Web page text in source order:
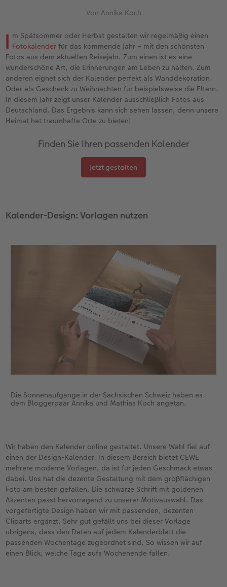
Panoramaseite
Schuber
Designvorlagen
Foto-Kochbuch
Kundenbeispiele
Webinare & VHS
CEWE myPhotos
Gestaltungsideen
Anleitungen & Hilfe
Neuheiten
Filmentwicklung
Fotosticker
Fotosets
Sofortfotos
Passbild
Scan-Service
Analog Services
CEWE myPhotos
Extras
Acrylglas
Alu-Dibond
Foto auf Holz
Hartschaum
Gallery Print
hexxas
Wandgestaltung
Mehrteiler
Materialmuster-Set
Neuheiten
Urlaubsgrüße
Weitere Anlässe
Papierqualitäten
Klappkarten
Fotokarten
Postkarten
Einzelkarten
Digitale Grußkarte
Neuheiten
Foto-Geschenkbox
Art Prints
Handyhüllen
Faber-Castell
Fotokalender
Haustierwelt
Kundenbeispiele
CEWE Geschenkgutschein
Neuheiten
Kalender-Kundenbeispiele
Neuheiten
Extras
CEWE myPhotos
PopGrip
Cardholder
CEWE myPhotos
Neuheiten
Liebe schenken
Geburtstagsgeschenke
Kundenbeispiele
Neuheiten
Gestaltungsideen
Anleitungen und Hilfe
Hochzeit
Baby
Familie
Geburtstag
Faszination Fotografie
CEWE Community
App
Von Annika Koch
I m Spätsommer oder Herbst gestalten wir regelmäßig einen
Fotokalenderfür das kommende Jahr – mit den schönsten
Fotos aus dem aktuellen Reisejahr. Zum einen ist es eine
wunderschöne Art, die Erinnerungen am Leben zu halten. Zum
anderen eignet sich der Kalender perfekt als Wanddekoration.
Oder als Geschenk zu Weihnachten für beispielsweise die Eltern.
In diesem Jahr zeigt unser Kalender ausschließlich Fotos aus
Deutschland. Das Ergebnis kann sich sehen lassen, denn unsere
Heimat hat traumhafte Orte zu bieten!
Finden Sie Ihren passenden Kalender
Jetzt gestalten
Kalender-Design: Vorlagen nutzen
Die Sonnenaufgänge in der Sächsischen Schweiz haben es
dem Bloggerpaar Annika und Mathias Koch angetan.
Wir haben den Kalender online gestaltet. Unsere Wahl fiel auf
einen der Design-Kalender. In diesem Bereich bietet CEWE
mehrere moderne Vorlagen, da ist für jeden Geschmack etwas
dabei. Uns hat die dezente Gestaltung mit dem großflächigen
Foto am besten gefallen. Die schwarze Schrift mit goldenen
Akzenten passt hervorragend zu unserer Motivauswahl. Das
vorgefertigte Design haben wir mit passenden, dezenten
Cliparts ergänzt. Sehr gut gefällt uns bei dieser Vorlage
übrigens, dass den Daten auf jedem Kalenderblatt die
passenden Wochentage zugeordnet sind. So wissen wir auf
einen Blick, welche Tage aufs Wochenende fallen.